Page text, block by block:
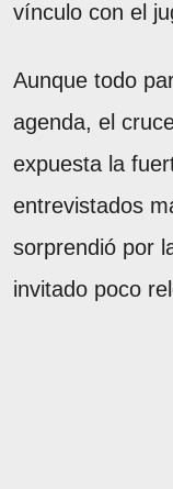
vínculo con el
Aunque todo
agenda, el
expuesta la
entrevistados
sorprendió por
invitado poco